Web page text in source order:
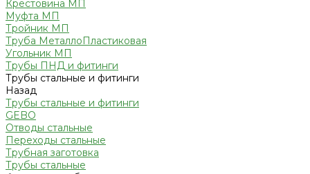
Крестовина МП
Муфта МП
Тройник МП
Труба МеталлоПластиковая
Угольник МП
Трубы ПНД и фитинги
Трубы стальные и фитинги
Назад
Трубы стальные и фитинги
GEBO
Отводы стальные
Переходы стальные
Трубная заготовка
Трубы стальные